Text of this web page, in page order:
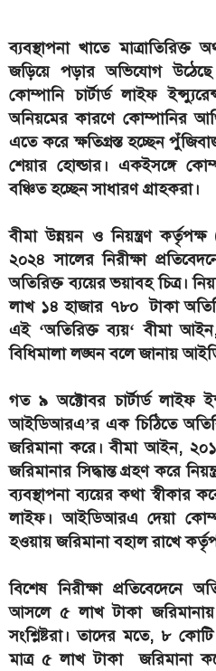
ব্যবস্থাপনা খাতে
জড়িয়ে পড়ার অভিযোগ উঠেছে
কোম্পানি চার্টার্ড লাইফ
অনিয়মের কারণে কোম্পানির
এতে করে ক্ষতিগ্রস্ত হচ্ছেন
শেয়ার হোল্ডার। একইসঙ্গে
বঞ্চিত হচ্ছেন সাধারণ গ্রাহকরা।
বীমা উন্নয়ন ও নিয়ন্ত্রণ
২০২৪ সালের নিরীক্ষা
অতিরিক্ত ব্যয়ের ভয়াবহ চিত্র।
লাখ ১৪ হাজার ৭৮০ টাকা
এই ‘অতিরিক্ত ব্যয়‘ বীমা
বিধিমালা লঙ্ঘন বলে জানায়
গত ৯ অক্টোবর চার্টার্ড লাইফ
আইডিআরএ’র এক চিঠিতে
জরিমানা করে। বীমা আইন,
জরিমানার সিদ্ধান্ত গ্রহণ করে
ব্যবস্থাপনা ব্যয়ের কথা স্বীকার
লাইফ। আইডিআরএ দেয়া
হওয়ায় জরিমানা বহাল রাখে
বিশেষ নিরীক্ষা প্রতিবেদেনে
আসলে ৫ লাখ টাকা
সংশ্লিষ্টরা। তাদের মতে, ৮
মাত্র ৫ লাখ টাকা জরিমানা